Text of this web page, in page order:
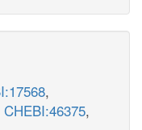
,
CHEBI:46375,